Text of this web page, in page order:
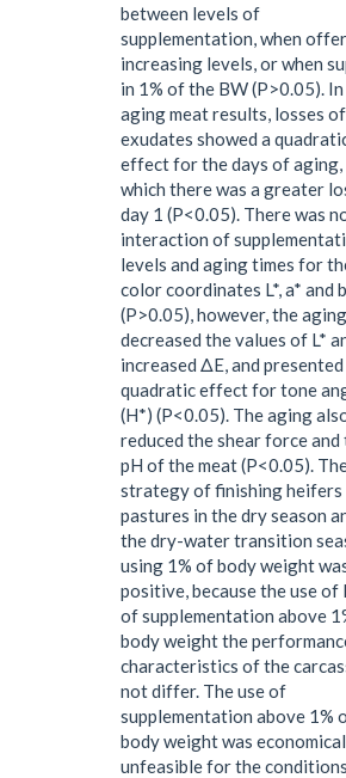
between levels of
supplementation, when
increasing levels, or when
in 1% of the BW (P>0.05).
aging meat results, losses of
exudates showed a
effect for the days of aging,
which there was a greater
day 1 (P<0.05). There was
interaction of
levels and aging times for
color coordinates L*, a* and
(P>0.05), however, the
decreased the values of L*
increased ΔE, and presented
quadratic effect for tone
(H*) (P<0.05). The aging
reduced the shear force and
pH of the meat (P<0.05).
strategy of finishing heifers
pastures in the dry season
the dry-water transition
using 1% of body weight
positive, because the use of
of supplementation above
body weight the
characteristics of the
not differ. The use of
supplementation above 1%
body weight was
unfeasible for the